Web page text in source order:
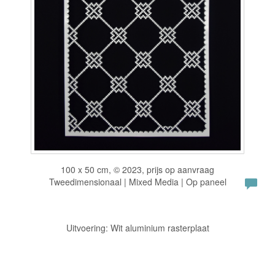
100 x 50 cm, © 2023, prijs op aanvraag
Tweedimensionaal | Mixed Media | Op paneel
Uitvoering: Wit aluminium rasterplaat